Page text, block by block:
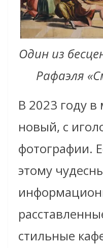
Один из
Рафаэля
В 2023 году в
новый, с
фотографии.
этому
стильные